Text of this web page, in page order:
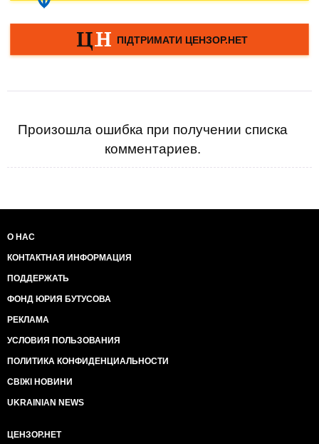
Произошла ошибка при получении списка
комментариев.
О НАС
КОНТАКТНАЯ ИНФОРМАЦИЯ
ПОДДЕРЖАТЬ
ФОНД ЮРИЯ БУТУСОВА
РЕКЛАМА
УСЛОВИЯ ПОЛЬЗОВАНИЯ
ПОЛИТИКА КОНФИДЕНЦИАЛЬНОСТИ
СВІЖІ НОВИНИ
UKRAINIAN NEWS
ЦЕНЗОР.НЕТ